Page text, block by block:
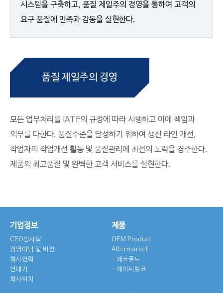
홍보센터
시스템을 구축하고, 품질 제일주의 경영을 통하여 고객의
요구 품질에 만족과 감동을 실현한다.
품질 제일주의 경영
모든 업무처리를 IATF의 규정에 따라 시행하고 이에 책임과
의무를 다한다. 품질수준을 달성하기 위하여 생산 라인 개선,
작업자의 작업개선 활동 및 품질관리에 최선의 노력을 경주한다.
제품의 최고품질 및 완벽한 고객 서비스를 실현한다.
기업정보
CEO인사말
경영이념 및 비전
회사연혁
연대기
회사위치
제품
OEM Product
Aftermarket
에코골드
에이씨델코